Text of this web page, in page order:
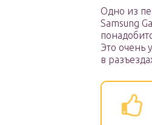
Одно из
Samsung
Это очень
в